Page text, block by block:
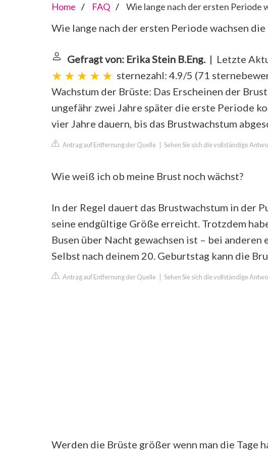
Home FAQ Wie lange nach der ersten Periode
Wie lange nach der ersten Periode wachsen die
Gefragt von: Erika Stein B.Eng.| Letzte
sternezahl: 4.9/5 (71
Wachstum der Brüste: Das Erscheinen der
ungefähr zwei Jahre später die erste Periode
vier Jahre dauern, bis das Brustwachstum
Antrag auf Entfernung der Quelle Sehen Sie sich die vollständige
Wie weiß ich ob meine Brust noch wächst?
In der Regel dauert das Brustwachstum in der
seine endgültige Größe erreicht. Trotzdem
Busen über Nacht gewachsen ist – bei
Selbst nach deinem 20. Geburtstag kann die
Antrag auf Entfernung der Quelle Sehen Sie sich die vollständige
Werden die Brüste größer wenn man die Tage